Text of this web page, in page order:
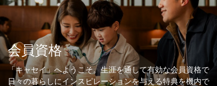
会員資格
「キャセイ」へようこそ。生涯を通して有効な会員資格で
日々の暮らしにインスピレーションを与える特典を機内で